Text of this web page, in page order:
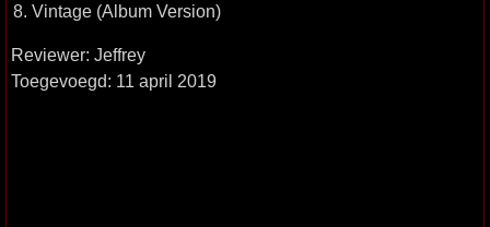
8. Vintage (Album Version)
Reviewer: Jeffrey
Toegevoegd: 11 april 2019